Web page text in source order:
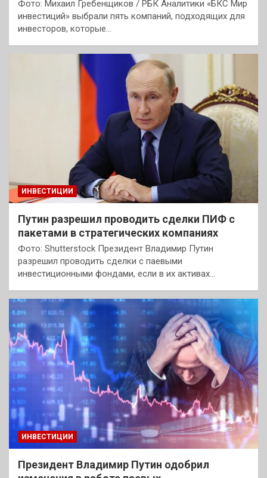
Фото: Михаил Гребенщиков / РБК Аналитики «БКС Мир
инвестиций» выбрали пять компаний, подходящих для
инвесторов, которые…
ИНВЕСТИЦИИ
Путин разрешил проводить сделки ПИФ с
пакетами в стратегических компаниях
Фото: Shutterstock Президент Владимир Путин
разрешил проводить сделки с паевыми
инвестиционными фондами, если в их активах…
ИНВЕСТИЦИИ
Президент Владимир Путин одобрил